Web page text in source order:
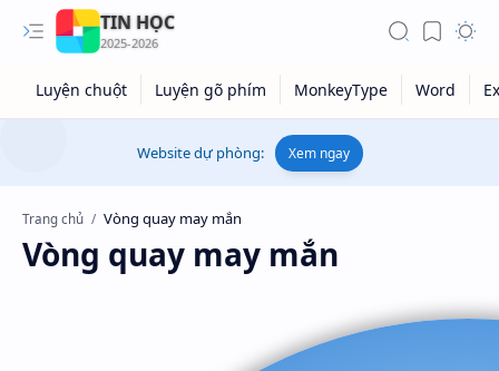
TIN HỌC
Website dự phòng: Xem ngay
Trang chủ
Vòng quay may mắn